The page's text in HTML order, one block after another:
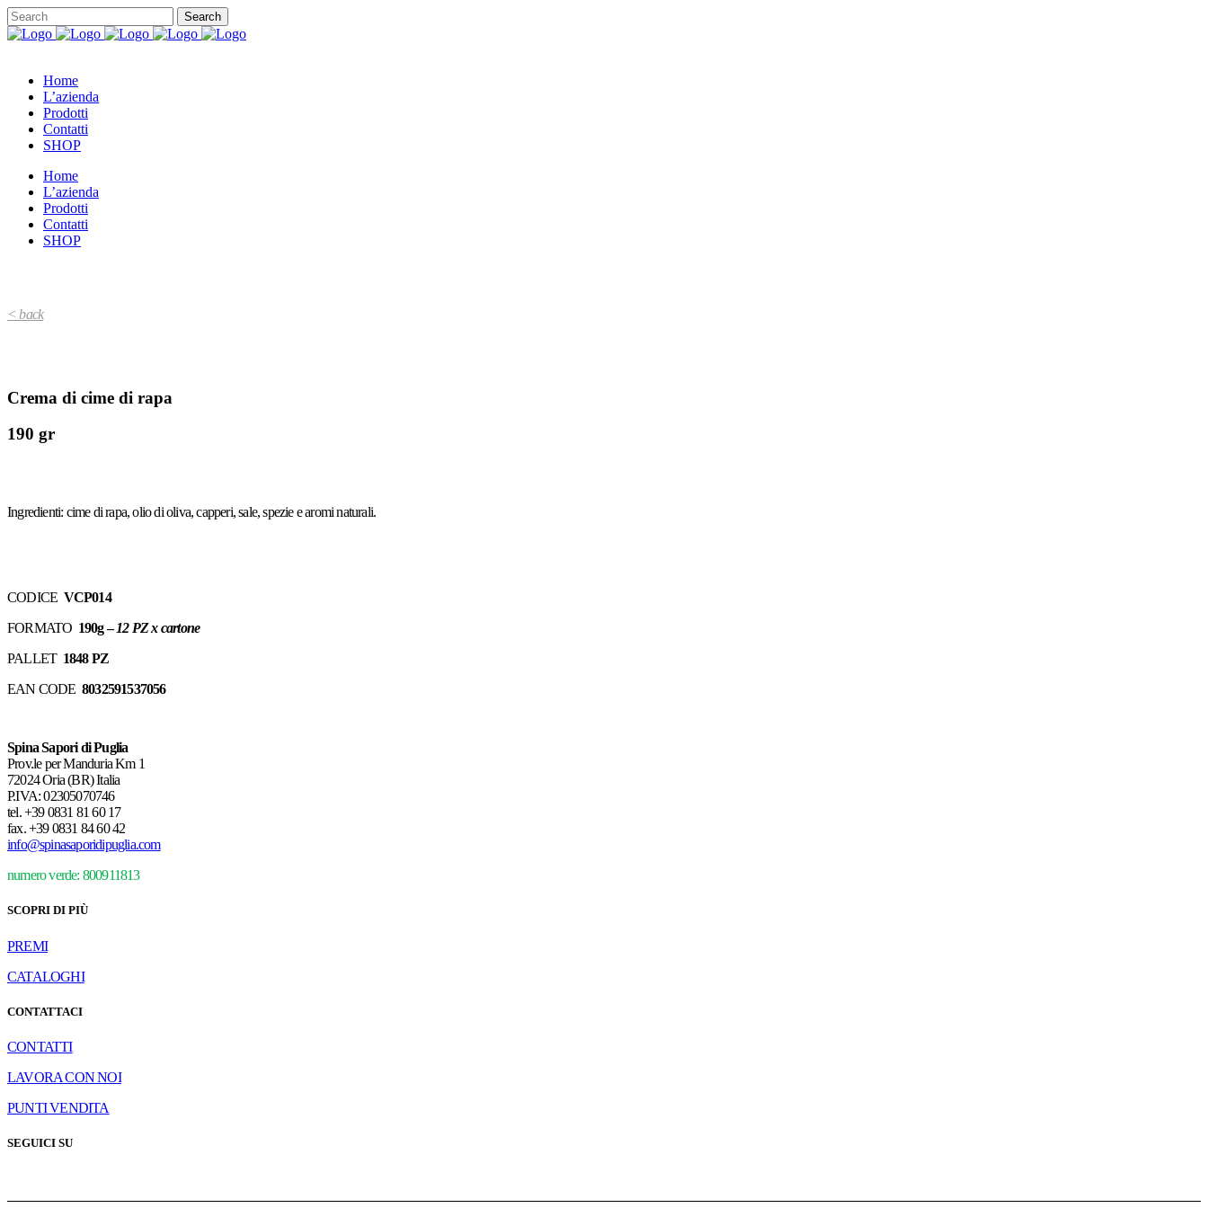
Home
L’azienda
Prodotti
Contatti
SHOP
Home
L’azienda
Prodotti
Contatti
SHOP
< back
Crema di cime di rapa
190 gr
Ingredienti: cime di rapa, olio di oliva, capperi, sale, spezie e aromi naturali.
CODICE VCP014
FORMATO 190g –12 PZ x cartone
PALLET1848 PZ
EAN CODE 8032591537056
Spina Sapori di Puglia
Prov.le per Manduria Km 1
72024 Oria (BR) Italia
P.IVA: 02305070746
tel.+39 0831 81 60 17
fax.+39 0831 84 60 42
info@spinasaporidipuglia.com
numero verde: 800911813
SCOPRI DI PIÙ
PREMI
CATALOGHI
CONTATTACI
CONTATTI
LAVORA CON NOI
PUNTI VENDITA
SEGUICI SU